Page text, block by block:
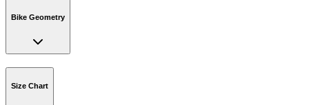
Bike Geometry
Size Chart